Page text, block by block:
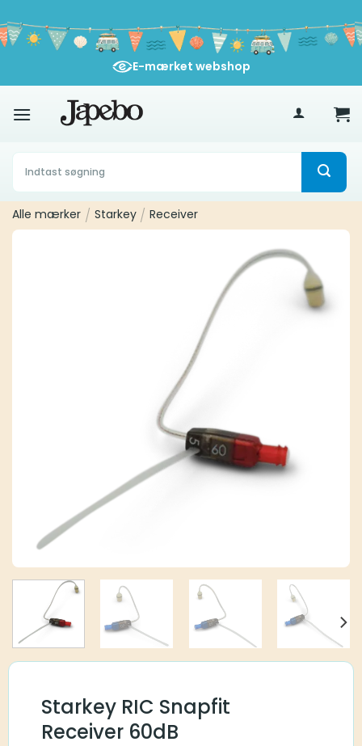
til
indhold
400
E-mærket webshop
Søg
efter:
Alle mærker / Starkey / Receiver
Starkey RIC Snapfit
Receiver 60dB